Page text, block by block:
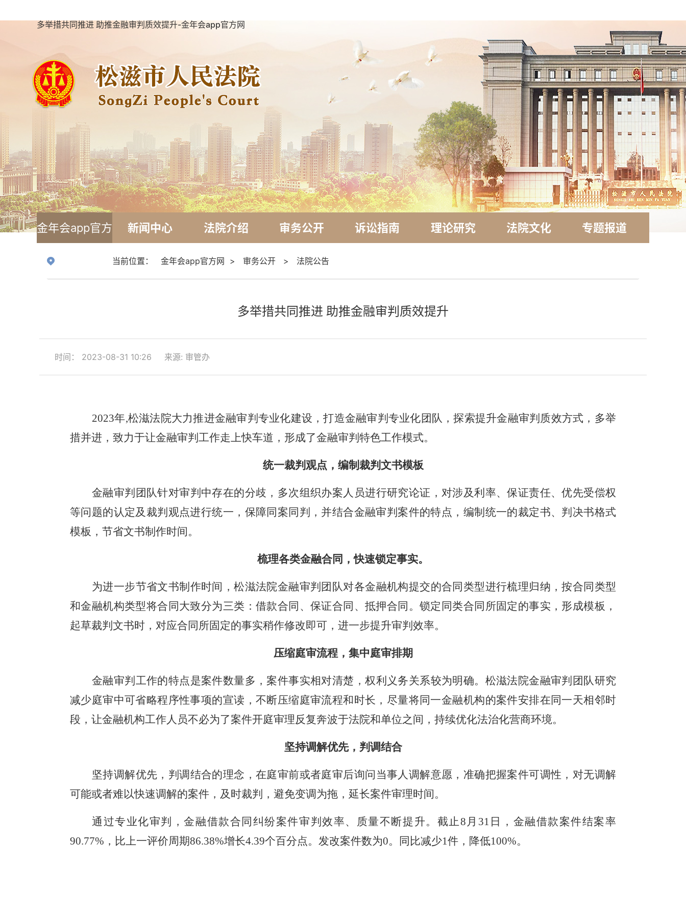
多举措共同推进 助推金融审判质效提升-金年会app官方网
金年会app官方 新闻中心 法院介绍 审务公开 诉讼指南 理论研究 法院文化 专题报道
当前位置： 金年会app官方网 > 审务公开 > 法院公告
多举措共同推进 助推金融审判质效提升
时间： 2023-08-31 10:26 来源: 审管办
2023年,松滋法院大力推进金融审判专业化建设，打造金融审判专业化团队，探索提升金融审判质效方式，多举
措并进，致力于让金融审判工作走上快车道，形成了金融审判特色工作模式。
统一裁判观点，编制裁判文书模板
金融审判团队针对审判中存在的分歧，多次组织办案人员进行研究论证，对涉及利率、保证责任、优先受偿权
等问题的认定及裁判观点进行统一，保障同案同判，并结合金融审判案件的特点，编制统一的裁定书、判决书格式
模板，节省文书制作时间。
梳理各类金融合同，快速锁定事实。
为进一步节省文书制作时间，松滋法院金融审判团队对各金融机构提交的合同类型进行梳理归纳，按合同类型
和金融机构类型将合同大致分为三类：借款合同、保证合同、抵押合同。锁定同类合同所固定的事实，形成模板，
起草裁判文书时，对应合同所固定的事实稍作修改即可，进一步提升审判效率。
压缩庭审流程，集中庭审排期
金融审判工作的特点是案件数量多，案件事实相对清楚，权利义务关系较为明确。松滋法院金融审判团队研究
减少庭审中可省略程序性事项的宣读，不断压缩庭审流程和时长，尽量将同一金融机构的案件安排在同一天相邻时
段，让金融机构工作人员不必为了案件开庭审理反复奔波于法院和单位之间，持续优化法治化营商环境。
坚持调解优先，判调结合
坚持调解优先，判调结合的理念，在庭审前或者庭审后询问当事人调解意愿，准确把握案件可调性，对无调解
可能或者难以快速调解的案件，及时裁判，避免变调为拖，延长案件审理时间。
通过专业化审判，金融借款合同纠纷案件审判效率、质量不断提升。 截止8月31日
，金融借款案件结案率
90.77%，比上一评价周期86.38%增长4.39个百分点。发改案件数为0。同比减少1件，降低100%。